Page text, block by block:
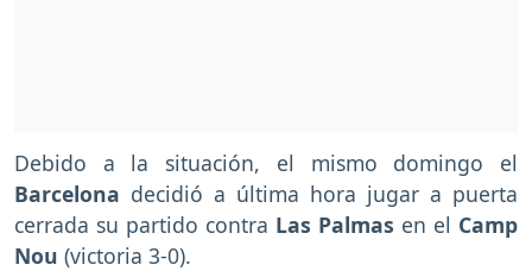
Debido a la situación, el mismo domingo el
Barcelona decidió a última hora jugar a puerta
cerrada su partido contra Las Palmas en el Camp
Nou (victoria 3-0).